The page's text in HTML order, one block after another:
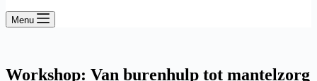
Menu
Workshop: Van burenhulp tot mantelzorg